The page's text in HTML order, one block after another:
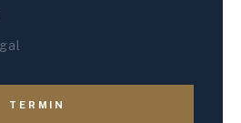
TERMIN